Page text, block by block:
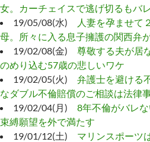
女。カーチェイスで逃げ切るもバ
19/05/08(水)
人妻を孕ませて
母。所々に入る息子擁護の関西弁
19/02/08(金) 尊敬する夫が居
のめり込む57歳の悲しいワケ
19/02/05(火) 弁護士を避ける
なダブル不倫賠償のご相談は法律
19/02/04(月) 8年不倫がバレ
束縛願望を外で満たす
19/01/12(土) マリンスポーツ